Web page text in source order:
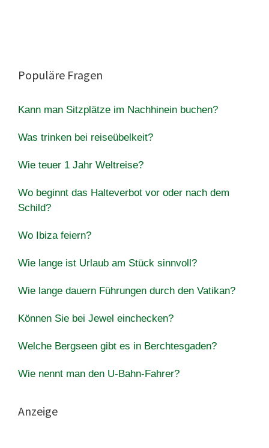
Populäre Fragen
Kann man Sitzplätze im Nachhinein buchen?
Was trinken bei reiseübelkeit?
Wie teuer 1 Jahr Weltreise?
Wo beginnt das Halteverbot vor oder nach dem
Schild?
Wo Ibiza feiern?
Wie lange ist Urlaub am Stück sinnvoll?
Wie lange dauern Führungen durch den Vatikan?
Können Sie bei Jewel einchecken?
Welche Bergseen gibt es in Berchtesgaden?
Wie nennt man den U-Bahn-Fahrer?
Anzeige